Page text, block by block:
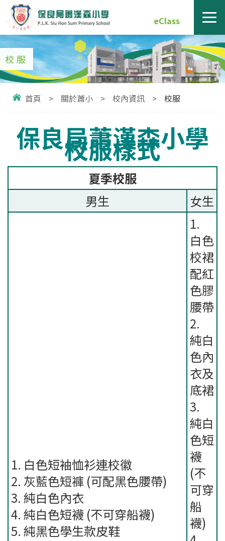
eClass
校服
首頁 > 關於蕭小 > 校內資訊 > 校服
保良局蕭漢森小學
校服樣式
夏季校服
男生
女生
1. 白色短袖恤衫連校徽
2. 灰藍色短褲 (可配黑色腰帶)
3. 純白色內衣
4. 純白色短襪 (不可穿船襪)
5. 純黑色學生款皮鞋
1.
白色
校裙
配紅
色膠
腰帶
2.
純白
色內
衣及
底裙
3.
純白
色短
襪
(不
可穿
船
襪)